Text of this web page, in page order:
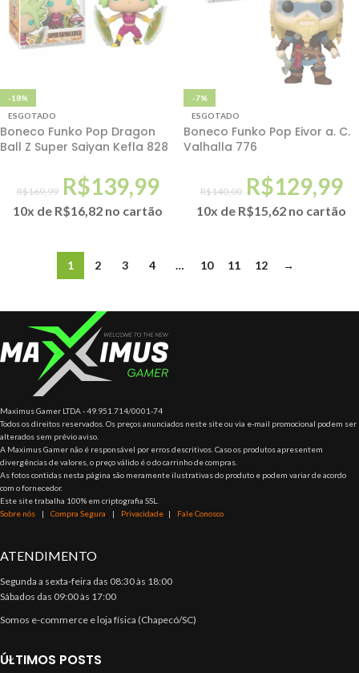
-18%
ESGOTADO
Boneco Funko Pop Dragon
Ball Z Super Saiyan Kefla 828
R$169,99 R$139,99
10x de R$16,82 no cartão
-7%
ESGOTADO
Boneco Funko Pop Eivor a. C.
Valhalla 776
R$140,00 R$129,99
10x de R$15,62 no cartão
1 2 3 4 … 10 11 12 →
Maximus Gamer LTDA - 49.951.714/0001-74
Todos os direitos reservados. Os preços anunciados neste site ou via e-mail promocional podem ser
alterados sem prévio aviso.
A Maximus Gamer não é responsável por erros descritivos. Caso os produtos apresentem
divergências de valores, o preço válido é o do carrinho de compras.
As fotos contidas nesta página são meramente ilustrativas do produto e podem variar de acordo
com o fornecedor.
Este site trabalha 100% em criptografia SSL.
Sobre nós | Compra Segura | Privacidade | Fale Conosco
ATENDIMENTO
Segunda a sexta-feira das 08:30 às 18:00
Sábados das 09:00 às 17:00
Somos e-commerce e loja física (Chapecó/SC)
ÚLTIMOS POSTS